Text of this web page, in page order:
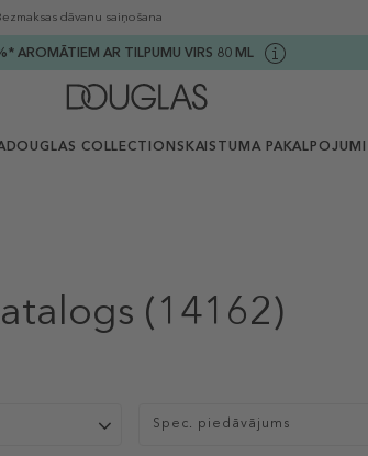
dāvanu saiņošana
AROMĀTIEM AR TILPUMU VIRS 80 ML
DOUGLAS COLLECTION SKAISTUMA PAKALPOJUMI
(14162)
Spec. piedāvājums